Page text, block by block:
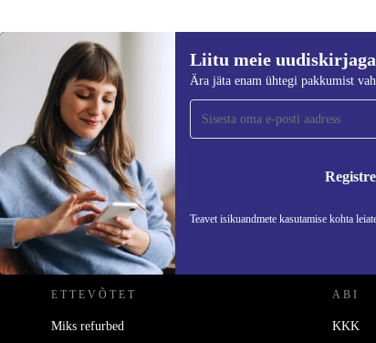
Liitu meie
Ära jäta enam ühtegi pakkumist
Teavet isikuandmete kasutamise kohta
Liitu meie uudiskirjaga!
Ära jäta enam ühtegi pakkumist vahele.
REFURBED EESTI - RETHINK NEW.
ETTEVÕTET
Miks refurbed
ABI
KKK